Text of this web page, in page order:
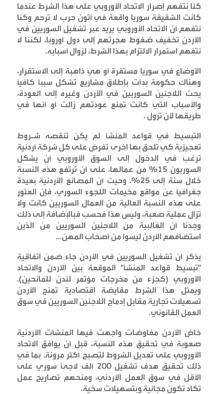
كنا نتفهم إصرار الاتحاد الأوروبي على هذا الشرط عندما
كانت الشقيقة سوريا واقعة في أتون حرب لا ترحم وكنا
نتفهم أن الاتحاد الأوروبي يريد عبر تشغيل السوريين في
الأردن تخفيف ضغوط هجرتهم إلى دول أوروبا، لكننا لا
نتفهم استمرار الالتزام بهذا الشرط، لزوال أسبابه.
الأوضاع في سوريا مستقرة أو هي ذاهبة إلى الاستقرار،
وهناك حكومة بدأت بإطلاق مشاريع تشكل سبباً كافياً
يحث اللاجئين السوريين في الأردن وغيره إلى العودة،
والأسباب التي كانت تمنع عودتهم زالت أو أنها في
طريقها لأن تزول .
التبسيط في قواعد المنشأ لم يكن تنقصه شـروط
تعجيزية كي تلحق بها اخرى تفرض على كل شركة أردنية
ترغب في الدخول إلى السوق الأوروبي أن يشكل
السوريون 15% من عمالها، على أن ترتفع هذه النسبة
خلال سنة إلى 25%. وحيث أن المصانع الأردنية بعيدة
جغرافياً عن مواقع مخيمات اللجوء السوري، فإن العثور
على هذه النسبة العالية من العمال السوريين كانت ولا
تزال عملية صعبة، وليس هذا فحسب فبالإضافة إلى ذلك
وجدنا أن الغالبية من اللاجئين السوريين من الذين
استضافهم الأردن ليسوا من أصحاب المهن...
يذكر أن تشغيل السوريين في الأردن جاء ضمن اتفاقية
"تبسيط قواعد المنشأ" الموقعة بين الأردن والاتحاد
الأوروبي (كجزء من مخرجات مؤتمر لندن للمانحين).
ويمثل هذا الشرط مقايضة اقتصادية تمنح الأردن
تسهيلات تجارية مقابل إدماج اللاجئين السوريين في سوق
العمل القانوني.
خاض الأردن مفاوضات واجهت فيها المنشآت الأردنية
صعوبة في تحقيق هذه النسبة، قبل أن يوافق الاتحاد
الأوروبي على تعديل الشروط لتصبح أكثر مرونة. بما في
ذلك تحقيق هدف تشغيل 200 ألف لاجئ سوري على
الأقل في سوق العمل الأردني، ومنحهم تصاريح عمل
تكاد تكون مجانية وبتسهيلات سخية.